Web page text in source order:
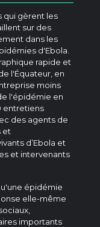
qui gèrent les
sur des
dans les
d'Ebola.
rapide et
l'Équateur, en
moins
l'épidémie en
entretiens
des agents de
et
d’Ebola et
et intervenants
épidémie
elle-même
importants